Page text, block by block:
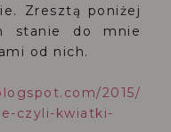
Zresztą poniżej
stanie do mnie
od nich.
2015/
czyli-kwiatki-